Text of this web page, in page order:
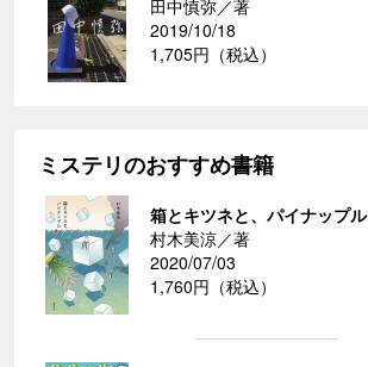
田中慎弥／著
2019/10/18
1,705円（税込）
ミステリのおすすめ書籍
箱とキツネと、パイナップル
村木美涼／著
2020/07/03
1,760円（税込）